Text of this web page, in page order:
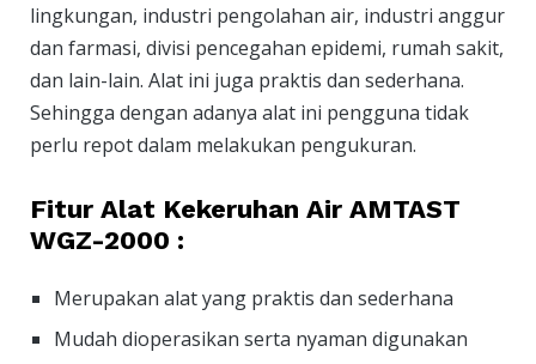
lingkungan, industri pengolahan air, industri anggur
dan farmasi, divisi pencegahan epidemi, rumah sakit,
dan lain-lain. Alat ini juga praktis dan sederhana.
Sehingga dengan adanya alat ini pengguna tidak
perlu repot dalam melakukan pengukuran.
Fitur Alat Kekeruhan Air AMTAST
WGZ-2000 :
Merupakan alat yang praktis dan sederhana
Mudah dioperasikan serta nyaman digunakan